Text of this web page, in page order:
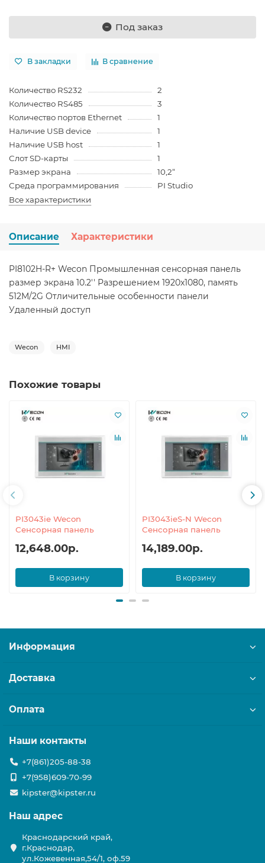
Под заказ
В закладки В сравнение
Количество RS232
2
Количество RS485
3
Количество портов Ethernet
1
Наличие USB device
1
Наличие USB host
1
Слот SD-карты
1
Размер экрана
10,2“
Среда программирования
PI Studio
Все характеристики
Описание Характеристики
PI8102H-R+ Wecon Промышленная сенсорная панель
размер экрана 10.2'' Разрешением 1920x1080, память
512M/2G Отличительные особенности панели
Удаленный доступ
Wecon HMI
Похожие товары
PI3043ie Wecon
Сенсорная панель
12,648.00р.
В корзину
PI3043ieS-N Wecon
Сенсорная панель
14,189.00р.
В корзину
Информация
Доставка
Оплата
Наши контакты
+7(861)205-88-38
+7(958)609-70-99
kipster@kipster.ru
Наш адрес
Краснодарский край,
г.Краснодар,
ул.Кожевенная,54/1, оф.59